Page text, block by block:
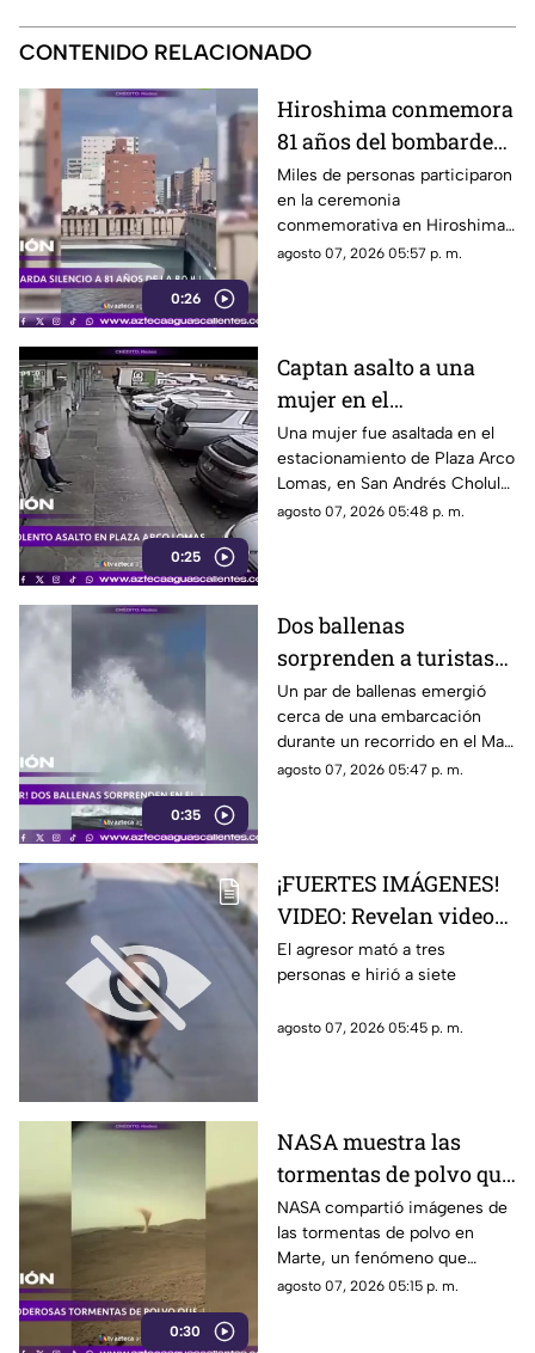
CONTENIDO RELACIONADO
0:26
Hiroshima conmemora
81 años del bombardeo
atómico con un minuto
de silencio
Miles de personas participaron
en la ceremonia
conmemorativa en Hiroshima,
donde se recordó a las
agosto 07, 2026 05:57 p. m.
0:25
Captan asalto a una
mujer en el
estacionamiento de
Plaza Arco Lomas
Una mujer fue asaltada en el
estacionamiento de Plaza Arco
Lomas, en San Andrés Cholula.
El ataque quedó registrado por
agosto 07, 2026 05:48 p. m.
0:35
Dos ballenas
sorprenden a turistas
durante avistamiento
en el Mar de Cortés
Un par de ballenas emergió
cerca de una embarcación
durante un recorrido en el Mar
de Cortés. El avistamiento fue
agosto 07, 2026 05:47 p. m.
¡FUERTES IMÁGENES!
VIDEO: Revelan videos
de seguridad del tiroteo
realizado en famosa
hamburguesas en
El agresor mató a tres
personas e hirió a siete
agosto 07, 2026 05:45 p. m.
0:30
NASA muestra las
tormentas de polvo que
cubren Marte
NASA compartió imágenes de
las tormentas de polvo en
Marte, un fenómeno que
puede extenderse por miles de
agosto 07, 2026 05:15 p. m.